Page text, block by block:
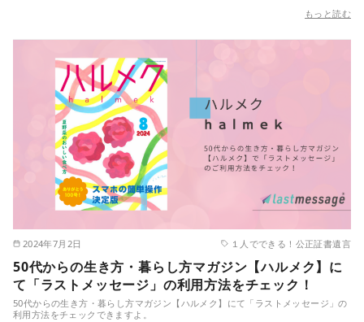
もっと読む
2024年7月2日 １人でできる！公正証書遺言
50代からの生き方・暮らし方マガジン【ハルメク】に
て「ラストメッセージ」の利用方法をチェック！
50代からの生き方・暮らし方マガジン【ハルメク】にて「ラストメッセージ」の
利用方法をチェックできますよ。